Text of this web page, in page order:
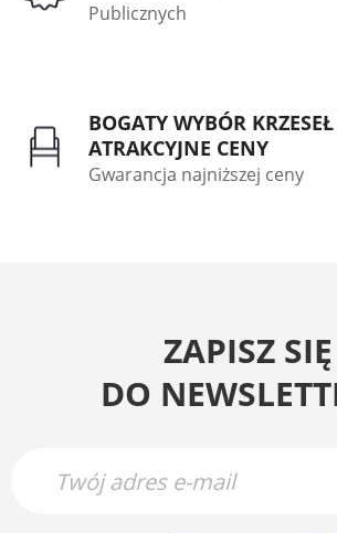
Publicznych
BOGATY WYBÓR
ATRAKCYJNE CENY
Gwarancja najniższej ceny
ZAPISZ SIĘ
DO